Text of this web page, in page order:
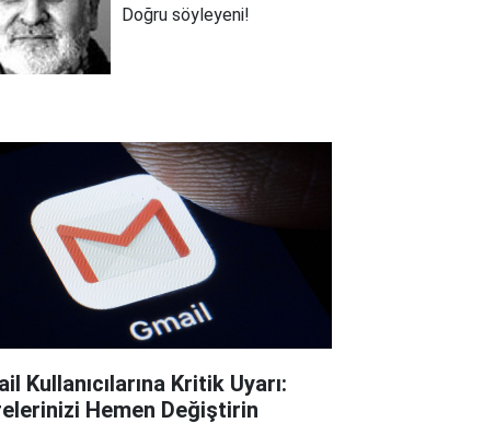
Doğru söyleyeni!
Kullanıcılarına Kritik Uyarı:
Hemen Değiştirin